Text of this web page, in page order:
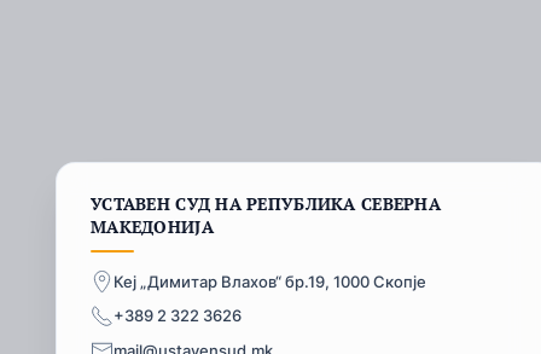
УСТАВЕН СУД НА РЕПУБЛИКА СЕВЕРНА
МАКЕДОНИЈА
Кеј „Димитар Влахов“ бр.19, 1000 Скопје
+389 2 322 3626